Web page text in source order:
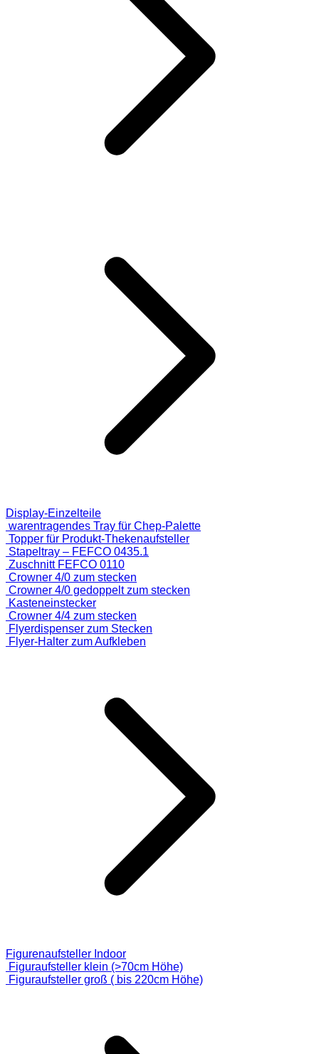
Display-Einzelteile
warentragendes Tray für Chep-Palette
Topper für Produkt-Thekenaufsteller
Stapeltray – FEFCO 0435.1
Zuschnitt FEFCO 0110
Crowner 4/0 zum stecken
Crowner 4/0 gedoppelt zum stecken
Kasteneinstecker
Crowner 4/4 zum stecken
Flyerdispenser zum Stecken
Flyer-Halter zum Aufkleben
Figurenaufsteller Indoor
Figuraufsteller klein (>70cm Höhe)
Figuraufsteller groß ( bis 220cm Höhe)